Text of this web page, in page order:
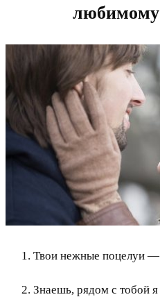
Твои нежные поцелуи —
Знаешь, рядом с тобой